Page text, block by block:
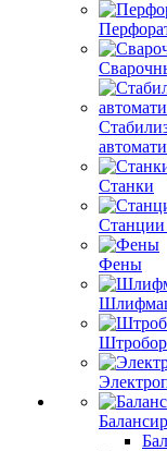
Станки
Станции
Фены